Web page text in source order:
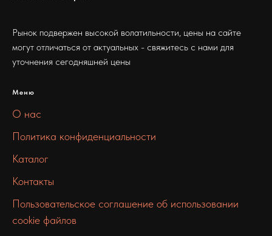
Рынок подвержен высокой волатильности, цены на сайте
могут отличаться от актуальных - свяжитесь с нами для
уточнения сегодняшней цены
Меню
О нас
Политика конфиденциальности
Каталог
Контакты
Пользовательское соглашение об использовании
cookie файлов